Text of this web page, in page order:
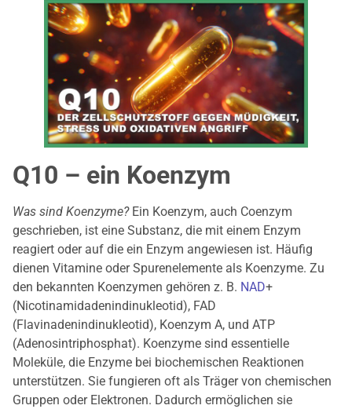
Q10 – ein Koenzym
Was sind Koenzyme?Ein Koenzym, auch Coenzym
geschrieben, ist eine Substanz, die mit einem Enzym
reagiert oder auf die ein Enzym angewiesen ist. Häufig
dienen Vitamine oder Spurenelemente als Koenzyme. Zu
den bekannten Koenzymen gehören z. B. NAD+
(Nicotinamidadenindinukleotid), FAD
(Flavinadenindinukleotid), Koenzym A, und ATP
(Adenosintriphosphat). Koenzyme sind essentielle
Moleküle, die Enzyme bei biochemischen Reaktionen
unterstützen. Sie fungieren oft als Träger von chemischen
Gruppen oder Elektronen. Dadurch ermöglichen sie